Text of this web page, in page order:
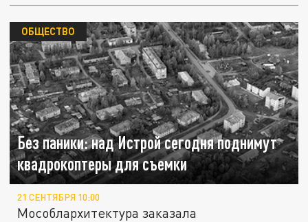
Без паники: над Истрой сегодня поднимут
квадрокоптеры для съемки
ОБЩЕСТВО
21 СЕНТЯБРЯ 10:00
Мособлархитектура заказала